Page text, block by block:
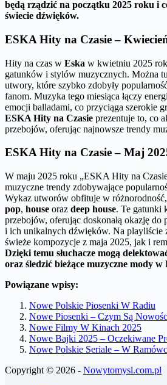
będą rządzić na początku 2025 roku i
świecie dźwięków.
ESKA Hity na Czasie –
Hity na czas w Eska w kwietniu 2025
gatunków i stylów muzycznych. Można
utwory, które szybko zdobyły
fanom. Muzyka tego miesiąca łączy
emocji balladami, co przyciąga szerokie
ESKA Hity na Czasie prezentuje to, co
przebojów, oferując najnowsze trendy
ESKA Hity na Czasie – Maj
W maju 2025 roku „ESKA Hity na
muzyczne trendy zdobywające
Wykaz utworów obfituje w
pop, house oraz deep house. Te gatunki
przebojów, oferując doskonałą okazję
i ich unikalnych dźwięków. Na playliście
świeże kompozycje z maja 2025, jak i
Dzięki temu słuchacze mogą
oraz śledzić bieżące muzyczne mody w
Powiązane wpisy:
Nowe Polskie Piosenki W Radiu
Nowe Piosenki – Czym Są
Nowe Filmy W Kinach 2025
Nowe Bajki 2025 – Oczekiwane
Nowe Polskie Seriale – W
Copyright © 2026 - Nowytomysl.com.pl